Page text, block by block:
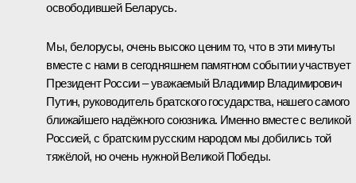
освободившей Беларусь.
Мы, белорусы, очень высоко ценим то, что в эти минуты
вместе с нами в сегодняшнем памятном событии участвует
Президент России – уважаемый Владимир Владимирович
Путин, руководитель братского государства, нашего самого
ближайшего надёжного союзника. Именно вместе с великой
Россией, с братским русским народом мы добились той
тяжёлой, но очень нужной Великой Победы.